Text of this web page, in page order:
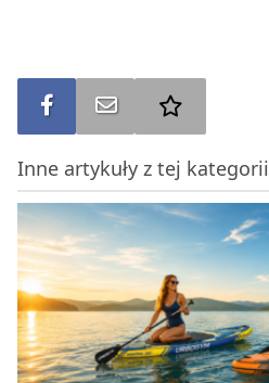
Udostępnij na FBWyślij na e-mail
Inne artykuły z tej kategorii